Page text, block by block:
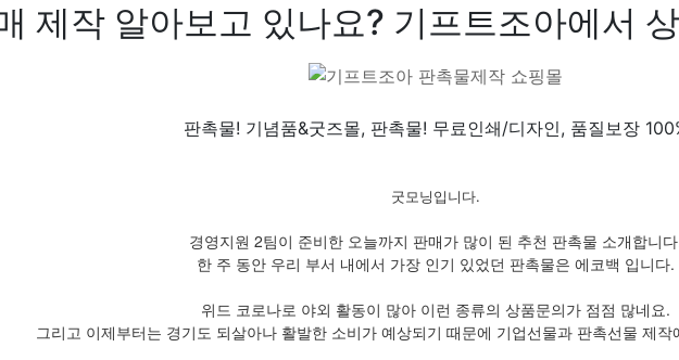
제작 알아보고 있나요? 기프트조아에서
판촉물! 기념품&굿즈몰, 판촉물! 무료인쇄/디자인, 품질보장
굿모닝입니다.
경영지원 2팀이 준비한 오늘까지 판매가 많이 된 추천 판촉물 소개합니
한 주 동안 우리 부서 내에서 가장 인기 있었던 판촉물은 에코백 입니다.
위드 코로나로 야외 활동이 많아 이런 종류의 상품문의가 점점 많네요.
그리고 이제부터는 경기도 되살아나 활발한 소비가 예상되기 때문에 기업선물과 판촉선물 제